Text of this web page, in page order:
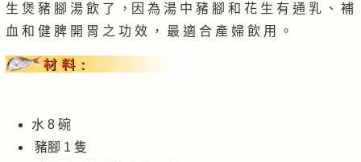
生 煲 豬 腳 湯 飲 了 ，因 為 湯 中 豬 腳 和 花 生 有 通 乳 、 補
血 和 健 脾 開 胃 之 功 效 ， 最 適 合 產 婦 飲 用 。
水 8 碗
豬腳 1 隻